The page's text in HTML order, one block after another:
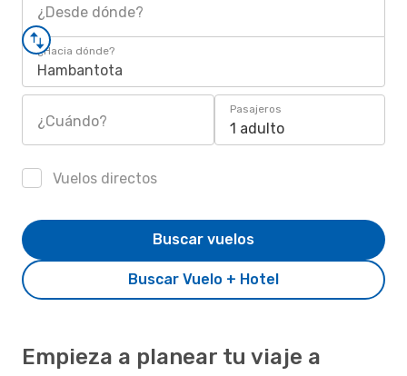
¿Desde dónde?
¿Hacia dónde?
Hambantota
¿Cuándo?
Pasajeros
1 adulto
Vuelos directos
Buscar Vuelo + Hotel
Buscar vuelos
Empieza a planear tu viaje a